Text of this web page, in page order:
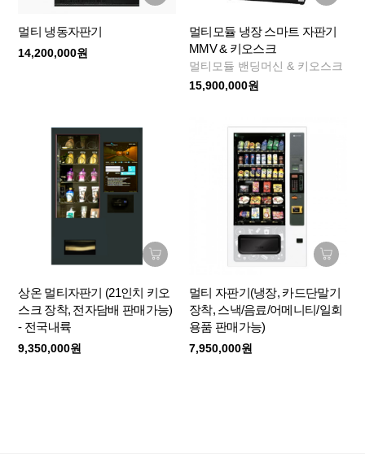
스크 장착)
13,500,000원
AI 스마트 쇼케이스(5단 냉동, 카드단말
기 장착, 비젼/무게 인식...
9,900,000원
AI 무인판매기 (무게 측정형)
인공지능 무인판매기, 카드결제 전용 15
멀티 냉동자판기
14,200,000원
멀티모듈 냉장 스마트 자판기
MMV & 키오스크
멀티모듈 밴딩머신 & 키오스크
15,900,000원
상온 멀티자판기 (21인치 키오
스크 장착, 전자담배 판매가능)
- 전국내륙
9,350,000원
멀티 자판기(냉장, 카드단말기
장착, 스낵/음료/어메니티/일회
용품 판매가능)
7,950,000원